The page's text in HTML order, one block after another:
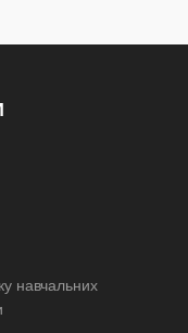
навчальних